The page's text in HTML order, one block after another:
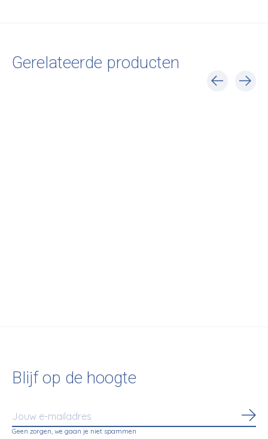
Gerelateerde producten
Blijf op de hoogte
Geen zorgen, we gaan je niet spammen